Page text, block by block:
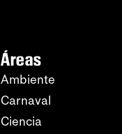
Áreas
Ambiente
Carnaval
Ciencia